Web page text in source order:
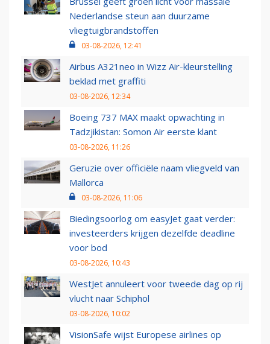
Nederlandse steun aan duurzame
vliegtuigbrandstoffen
03-08-2026, 12:41
Airbus A321neo in Wizz Air-kleurstelling
beklad met graffiti
03-08-2026, 12:34
Boeing 737 MAX maakt opwachting in
Tadzjikistan: Somon Air eerste klant
03-08-2026, 11:26
Geruzie over officiële naam vliegveld van
Mallorca
03-08-2026, 11:06
Biedingsoorlog om easyJet gaat verder:
investeerders krijgen dezelfde deadline
voor bod
03-08-2026, 10:43
WestJet annuleert voor tweede dag op rij
vlucht naar Schiphol
03-08-2026, 10:02
VisionSafe wijst Europese airlines op